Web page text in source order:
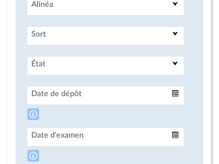
Alinéa
Sort
État
Date de dépôt
Date d'examen